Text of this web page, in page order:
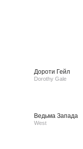
Дороти Гейл
Dorothy Gale
Ведьма Запада
West